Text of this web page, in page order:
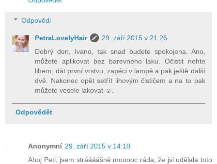
Odpovědi
PetraLovelyHair
29. září 2015 v 21:26
Dobrý den, Ivano, tak snad budete spokojena. Ano,
můžete aplikovat bez barevného laku. Očistit nehte
lihem, dát první vrstvu, zapéci v lampě a pak ještě další
dvě. Nakonec opět setřít lihovým čističem a na to pak
můžete vesele lakovat ☺.
Odpovědět
Anonymní 29. září 2015 v 14:10
Ahoj Peti, jsem stráááášně mooooc ráda, že jsi udělala toto